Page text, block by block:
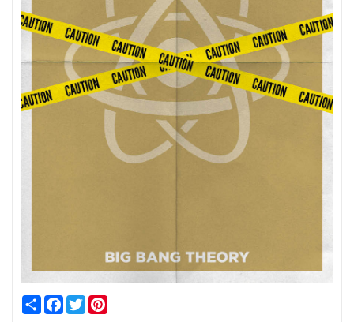
CondividiFacebook
Twitter